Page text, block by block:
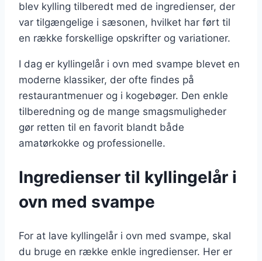
blev kylling tilberedt med de ingredienser, der
var tilgængelige i sæsonen, hvilket har ført til
en række forskellige opskrifter og variationer.
I dag er kyllingelår i ovn med svampe blevet en
moderne klassiker, der ofte findes på
restaurantmenuer og i kogebøger. Den enkle
tilberedning og de mange smagsmuligheder
gør retten til en favorit blandt både
amatørkokke og professionelle.
Ingredienser til kyllingelår i
ovn med svampe
For at lave kyllingelår i ovn med svampe, skal
du bruge en række enkle ingredienser. Her er